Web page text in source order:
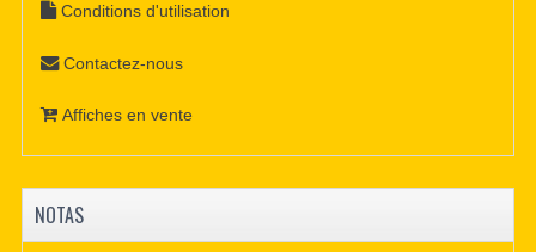
Conditions d'utilisation
Contactez-nous
Affiches en vente
NOTAS